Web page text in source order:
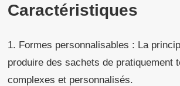
Caractéristiques
1. Formes personnalisables : La
produire des sachets de
complexes et personnalisés.